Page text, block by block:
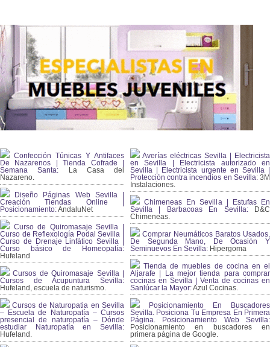
Confección Túnicas Y Antifaces
De Nazarenos | Tienda Cofrade |
Semana Santa: La Casa del
Nazareno.
Diseño Páginas Web Sevilla |
Creación Tiendas Online |
Posicionamiento:AndaluNet
Curso de Quiromasaje Sevilla |
Curso de Reflexología Podal Sevilla |
Curso de Drenaje Linfático Sevilla |
Curso básico de Homeopatía:
Hufeland
Cursos de Quiromasaje Sevilla |
Cursos de Acupuntura Sevilla:
Hufeland, escuela de naturismo.
Cursos de Naturopatia en Sevilla
– Escuela de Naturopatía – Cursos
presencial de naturopatía – Dónde
estudiar Naturopatía en Sevilla:
Hufeland.
Averías eléctricas Sevilla | Electricista
en Sevilla | Electricista autorizado en
Sevilla | Electricista urgente en Sevilla |
Protección contra incendios en Sevilla:3M
Instalaciones.
Chimeneas En Sevilla | Estufas En
Sevilla | Barbacoas En Sevilla:D&C
Chimeneas.
Comprar Neumáticos Baratos Usados,
De Segunda Mano, De Ocasión Y
Seminuevos En Sevilla: Hipergoma
Tienda de muebles de cocina en el
Aljarafe | La mejor tienda para comprar
cocinas en Sevilla | Venta de cocinas en
Sanlúcar la Mayor:Azul Cocinas.
Posicionamiento En Buscadores
Sevilla. Posiciona Tu Empresa En Primera
Página. Posicionamiento Web Sevilla:
Posicionamiento en buscadores en
primera página de Google.